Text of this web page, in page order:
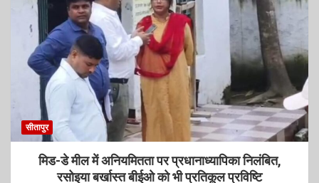
सीतापुर
मिड-डे मील में अनियमितता पर प्रधानाध्यापिका निलंबित,
रसोइया बर्खास्त बीईओ को भी प्रतिकूल प्रविष्टि